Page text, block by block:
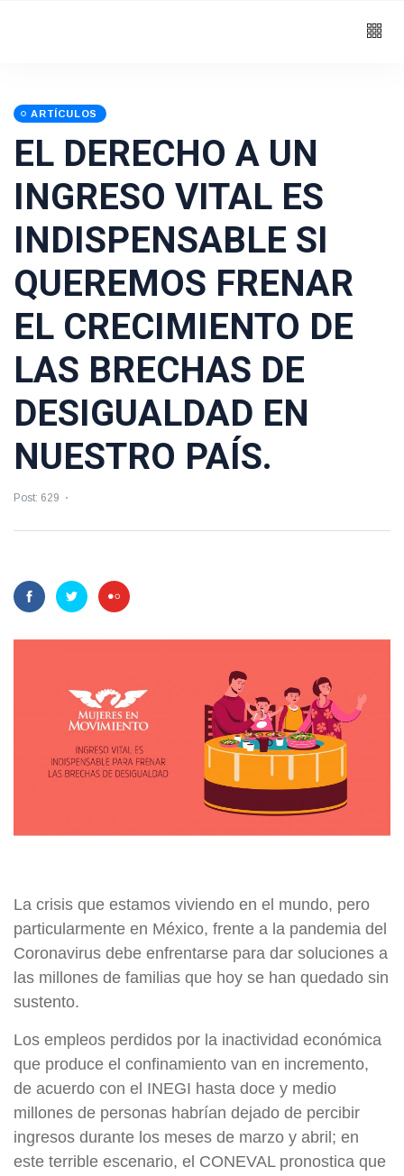
ARTÍCULOS
EL DERECHO A UN
INGRESO VITAL ES
INDISPENSABLE SI
QUEREMOS FRENAR
EL CRECIMIENTO DE
LAS BRECHAS DE
DESIGUALDAD EN
NUESTRO PAÍS.
Post: 629
La crisis que estamos viviendo en el mundo, pero
particularmente en México, frente a la pandemia del
Coronavirus debe enfrentarse para dar soluciones a
las millones de familias que hoy se han quedado sin
sustento.
Los empleos perdidos por la inactividad económica
que produce el confinamiento van en incremento,
de acuerdo con el INEGI hasta doce y medio
millones de personas habrían dejado de percibir
ingresos durante los meses de marzo y abril; en
este terrible escenario, el CONEVAL pronostica que